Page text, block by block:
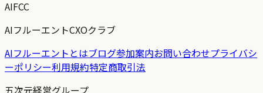
AIFCC
AIフルーエントCXOクラブ
AIフルーエントとはブログ参加案内お問い合わせプライバシ
ーポリシー利用規約特定商取引法
五次元経営グループ